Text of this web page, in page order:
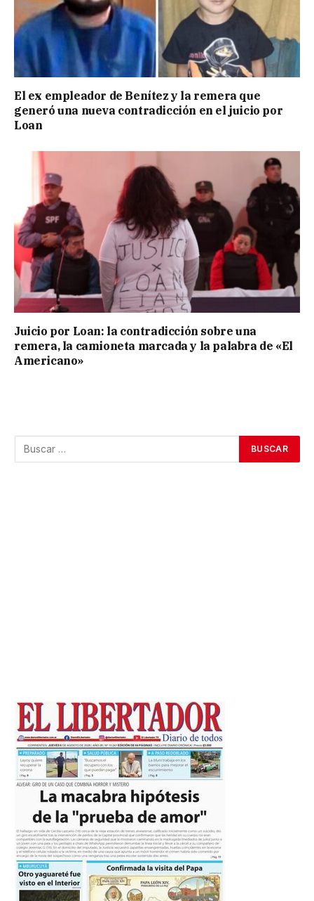
El ex empleador de Benítez y la remera que
generó una nueva contradicción en el juicio por
Loan
Juicio por Loan: la contradicción sobre una
remera, la camioneta marcada y la palabra de «El
Americano»